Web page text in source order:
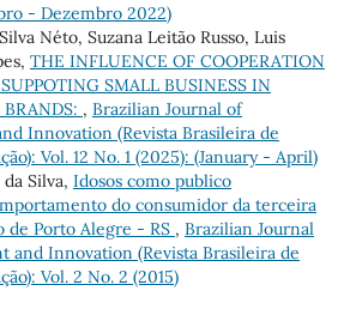
- Dezembro 2022)
Néto, Suzana Leitão Russo, Luis
THE INFLUENCE OF COOPERATION
SMALL BUSINESS IN
, Brazilian Journal of
Innovation (Revista Brasileira de
Vol. 12 No. 1 (2025): (January - April)
Silva, Idosos como publico
do consumidor da terceira
de Porto Alegre - RS , Brazilian Journal
and Innovation (Revista Brasileira de
Vol. 2 No. 2 (2015)